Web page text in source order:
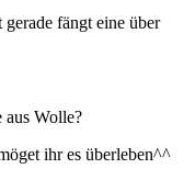
fängt eine über
aus Wolle?
ihr es überleben^^